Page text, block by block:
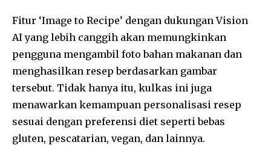
Fitur ‘Image to Recipe’ dengan dukungan Vision
AI yang lebih canggih akan memungkinkan
pengguna mengambil foto bahan makanan dan
menghasilkan resep berdasarkan gambar
tersebut. Tidak hanya itu, kulkas ini juga
menawarkan kemampuan personalisasi resep
sesuai dengan preferensi diet seperti bebas
gluten, pescatarian, vegan, dan lainnya.